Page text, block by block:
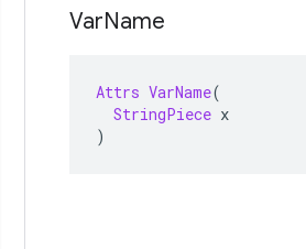
VarName
Attrs VarName(
StringPiece x
)